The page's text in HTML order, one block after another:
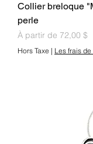
Collier breloque
perle
À partir de 72,00 $
Prix promotionnel
Hors Taxe | Les frais